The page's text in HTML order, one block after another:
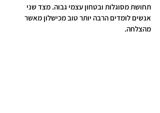
תחושת מסוגלות ובטחון עצמי גבוה. מצד שני
אנשים לומדים הרבה יותר טוב מכישלון מאשר
מהצלחה.